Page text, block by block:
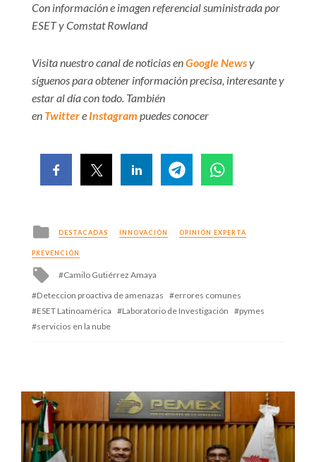
Con información e imagen referencial suministrada por
ESET y Comstat Rowland
Visita nuestro canal de noticias enGoogle Newsy
síguenos para obtener información precisa, interesante y
estar al día con todo. También
en Twittere Instagram puedes conocer
Posted
in
DESTACADAS INNOVACIÓN OPINIÓN EXPERTA
PREVENCIÓN
Tagged
Camilo Gutiérrez Amaya
Deteccion proactiva de amenazas
errores comunes
ESET Latinoamérica
Laboratorio de Investigación
pymes
servicios en la nube